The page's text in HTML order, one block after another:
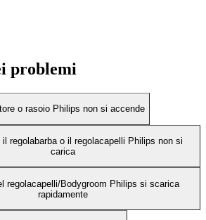
problemi
o rasoio Philips non si accende
il regolabarba o il regolacapelli Philips non si
carica
regolacapelli/Bodygroom Philips si scarica
rapidamente